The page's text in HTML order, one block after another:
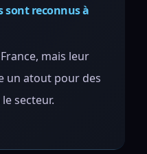
sont reconnus à
mais leur
un atout pour des
secteur.